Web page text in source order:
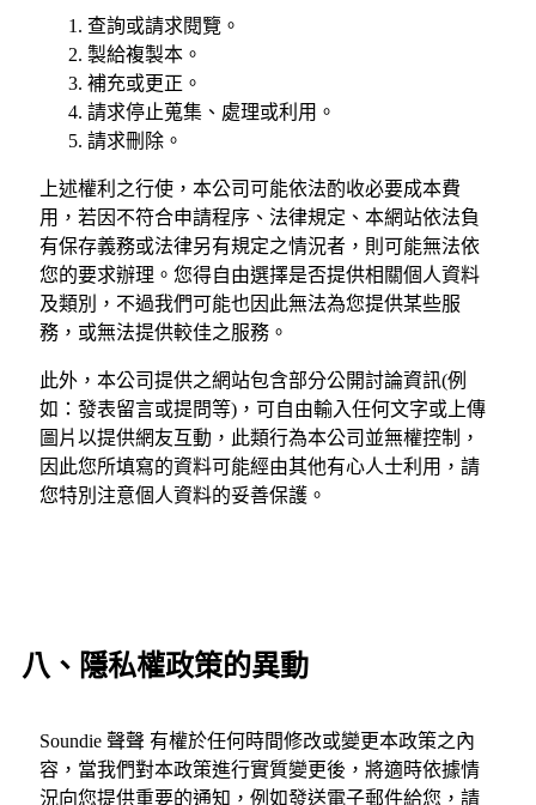
查詢或請求閱覽。
製給複製本。
補充或更正。
請求停止蒐集、處理或利用。
請求刪除。
上述權利之行使，本公司可能依法酌收必要成本費
用，若因不符合申請程序、法律規定、本網站依法負
有保存義務或法律另有規定之情況者，則可能無法依
您的要求辦理。您得自由選擇是否提供相關個人資料
及類別，不過我們可能也因此無法為您提供某些服
務，或無法提供較佳之服務。
此外，本公司提供之網站包含部分公開討論資訊(例
如：發表留言或提問等)，可自由輸入任何文字或上傳
圖片以提供網友互動，此類行為本公司並無權控制，
因此您所填寫的資料可能經由其他有心人士利用，請
您特別注意個人資料的妥善保護。
八、隱私權政策的異動
Soundie 聲聲 有權於任何時間修改或變更本政策之內
容，當我們對本政策進行實質變更後，將適時依據情
況向您提供重要的通知，例如發送電子郵件給您，請